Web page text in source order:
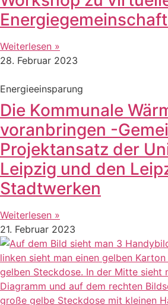
Weiterlesen »
28. Februar 2023
Energieeinsparung
Die Kommunale
voranbringen -
Projektansatz der
Leipzig und den
Stadtwerken
Weiterlesen »
21. Februar 2023